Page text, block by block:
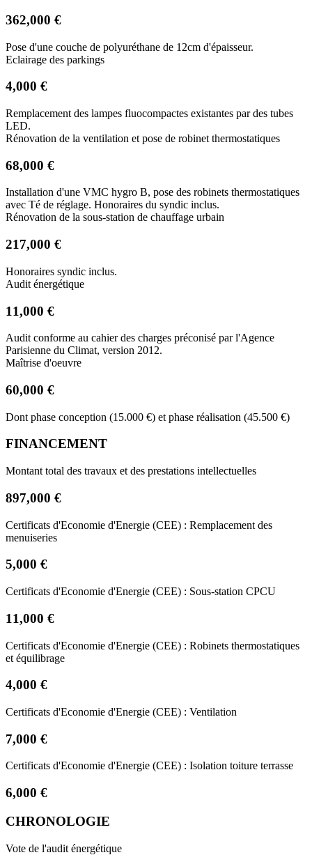
362,000 €
Pose d'une couche de polyuréthane de 12cm d'épaisseur.
Eclairage des parkings
4,000 €
Remplacement des lampes fluocompactes existantes par des tubes
LED.
Rénovation de la ventilation et pose de robinet thermostatiques
68,000 €
Installation d'une VMC hygro B, pose des robinets thermostatiques
avec Té de réglage. Honoraires du syndic inclus.
Rénovation de la sous-station de chauffage urbain
217,000 €
Honoraires syndic inclus.
Audit énergétique
11,000 €
Audit conforme au cahier des charges préconisé par l'Agence
Parisienne du Climat, version 2012.
Maîtrise d'oeuvre
60,000 €
Dont phase conception (15.000 €) et phase réalisation (45.500 €)
FINANCEMENT
Montant total des travaux et des prestations intellectuelles
897,000 €
Certificats d'Economie d'Energie (CEE) : Remplacement des
menuiseries
5,000 €
Certificats d'Economie d'Energie (CEE) : Sous-station CPCU
11,000 €
Certificats d'Economie d'Energie (CEE) : Robinets thermostatiques
et équilibrage
4,000 €
Certificats d'Economie d'Energie (CEE) : Ventilation
7,000 €
Certificats d'Economie d'Energie (CEE) : Isolation toiture terrasse
6,000 €
CHRONOLOGIE
Vote de l'audit énergétique